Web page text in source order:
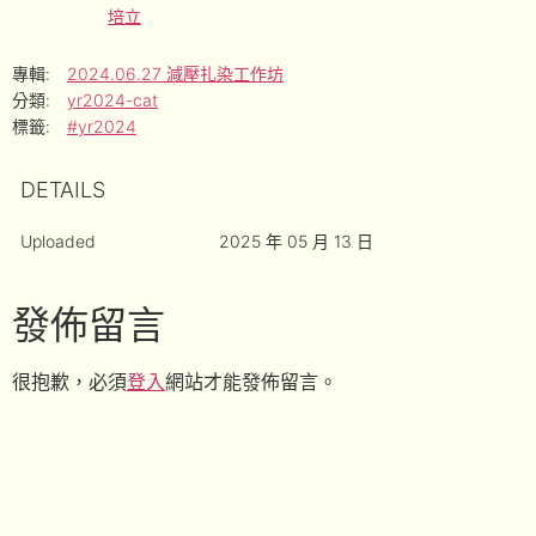
培立
專輯:
2024.06.27 減壓扎染工作坊
分類:
yr2024-cat
標籤:
#yr2024
DETAILS
Uploaded 2025 年 05 月 13 日
發佈留言
很抱歉，必須登入網站才能發佈留言。